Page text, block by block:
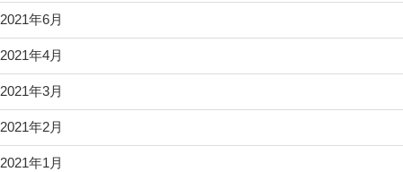
2021年6月
2021年4月
2021年3月
2021年2月
2021年1月